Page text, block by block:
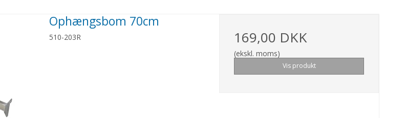
Ophængsbom 70cm
510-203R 169,00 DKK
(ekskl. moms)
Vis produkt